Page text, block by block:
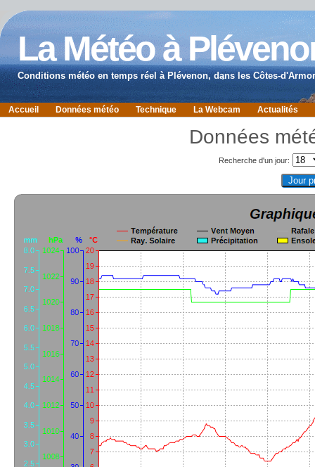
La Météo à
Conditions météo en temps réel à Plévenon, dans les Côtes-
Accueil Données météo Technique La Webcam Actualités
Données
Recherche d'un jour: